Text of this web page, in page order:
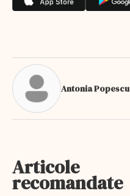
Antonia Popescu
Articole
recomandate